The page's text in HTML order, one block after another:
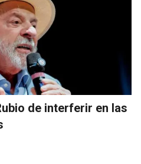
de interferir en las